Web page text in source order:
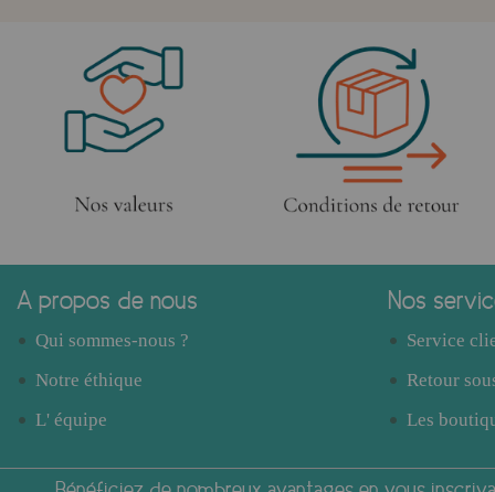
A propos de nous
Qui sommes-nous ?
Notre éthique
L' équipe
Nos
Service
Retour
Les